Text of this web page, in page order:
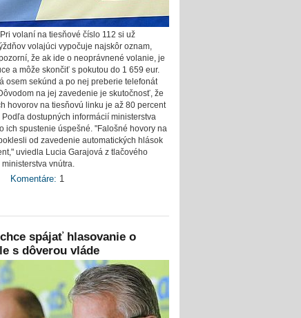
Pri volaní na tiesňové číslo 112 si už
volajúci vypočuje najskôr oznam,
že ak ide o neoprávnené volanie, je
a môže skončiť s pokutou do 1 659 eur.
osem sekúnd a po nej preberie telefonát
na jej zavedenie je skutočnosť, že
hovorov na tiesňovú linku je až 80 percent
Podľa dostupných informácií ministerstva
ich spustenie úspešné. "Falošné hovory na
od zavedenie automatických hlások
uviedla Lucia Garajová z tlačového
vnútra.
Komentáre: 1
spájať hlasovanie o
s dôverou vláde